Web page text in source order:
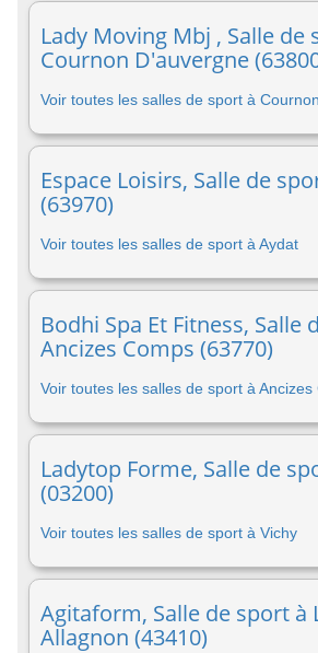
Lady Moving Mbj , Salle de
Cournon D'auvergne
Voir toutes les salles de sport à
Espace Loisirs, Salle de
(63970)
Voir toutes les salles de sport à Aydat
Bodhi Spa Et Fitness, Salle
Ancizes Comps (63770)
Voir toutes les salles de sport à Ancizes
Ladytop Forme, Salle de
(03200)
Voir toutes les salles de sport à Vichy
Agitaform, Salle de sport à
Allagnon (43410)